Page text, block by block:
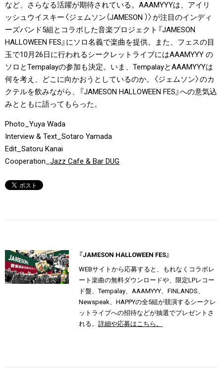
など、さらなる活躍が期待されている。AAAMYYYは、アイリ
ッシュウイスキー〈ジェムソン（JAMESON ）〉が注目のインディ
ーズバンド5組とコラボした音楽プロジェクト『JAMESON
HALLOWEEN FES』にソロ名義で楽曲を提供。また、フェスの目
玉で10月26日に行われるシークレットライブにはAAAMYYY の
ソロとTempalayの参加も決定。いま、TempalayとAAAMYYYは
何を考え、どこに向かおうとしているのか。〈ジェムソン〉のカ
クテルを飲みながら、『JAMESON HALLOWEEN FES』への意気込
みとともに語ってもらった。
Photo_Yuya Wada
Interview & Text_Sotaro Yamada
Edit_Satoru Kanai
Cooperation_ Jazz Cafe & Bar DUG
『JAMESON HALLOWEEN FES』
WEBサイトから応募すると、もれなくコラボレ
ート楽曲の無料ダウンロードや、限定LPレコー
ド盤、Tempalay、AAAMYYY、FINLANDS、
Newspeak、HAPPYの全5組が競演するシークレ
ットライブへの招待などが抽選でプレゼントさ
れる。詳細や応募はこちら。